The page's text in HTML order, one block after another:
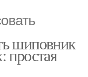
шиповник
простая